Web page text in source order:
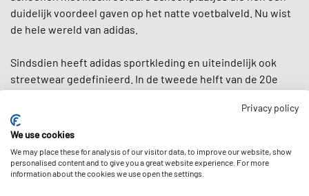
duidelijk voordeel gaven op het natte voetbalveld. Nu wist
de hele wereld van adidas.
Sindsdien heeft adidas sportkleding en uiteindelijk ook
streetwear gedefinieerd. In de tweede helft van de 20e
strepen, het
talloze iconische
schoenen zoals de
mode-items. En toenRun DMC"My Adidas" prees in het
eerste sneaker anthem ooit,vestigde adidas in feite de
Privacy policy
We use cookies
We may place these for analysis of our visitor data, to improve our website, show
personalised content and to give you a great website experience. For more
information about the cookies we use open the settings.